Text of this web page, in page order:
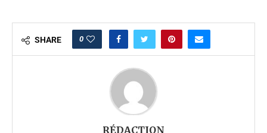
SHARE 0
RÉDACTION